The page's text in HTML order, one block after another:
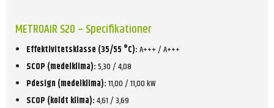
METROAIR S20 – Specifikationer
Effektivitetsklasse (35/55 °C):A+++ / A+++
SCOP (medelklima):5,30 / 4,08
Pdesign (medelklima):11,00 / 11,00 kW
SCOP (koldt klima):4,61 / 3,69